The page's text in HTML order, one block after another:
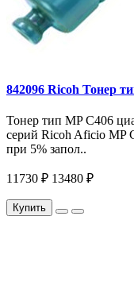
842096 Ricoh Тонер
Тонер тип MP C406
серий Ricoh Aficio MP
при 5% запол..
11730 ₽ 13480 ₽
Купить